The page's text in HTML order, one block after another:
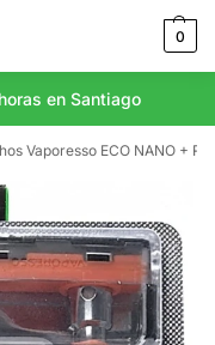
0
en Santiago
Vaporesso ECO NANO +